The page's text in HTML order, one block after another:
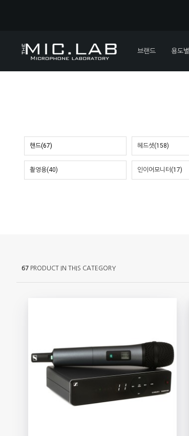
브랜드 용도별
핸드(67) 헤드셋(158)
촬영용(40) 인이어모니터(17)
67 PRODUCT IN THIS CATEGORY